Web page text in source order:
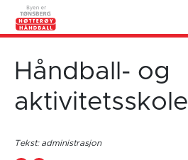
Håndball- og
aktivitetsskole
Tekst: administrasjon